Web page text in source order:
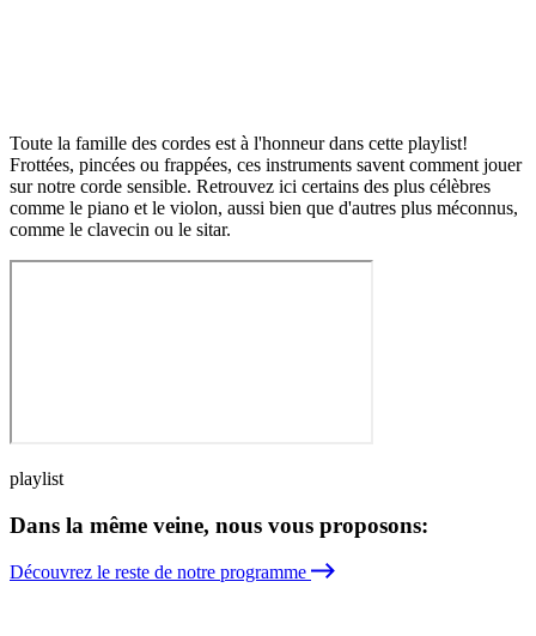
Toute la famille des cordes est à l'honneur dans cette playlist!
Frottées, pincées ou frappées, ces instruments savent comment jouer
sur notre corde sensible. Retrouvez ici certains des plus célèbres
comme le piano et le violon, aussi bien que d'autres plus méconnus,
comme le clavecin ou le sitar.
playlist
Dans la même veine, nous vous proposons:
Découvrez le reste de notre programme